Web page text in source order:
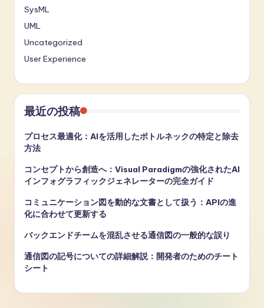
SysML
UML
Uncategorized
User Experience
最近の投稿
プロセス最適化：AIを活用したボトルネックの特定と除去
方法
コンセプトから創造へ：Visual Paradigmの強化されたAI
インフォグラフィックジェネレーターの完全ガイド
コミュニケーション図を動的な文書として扱う：APIの進
化に合わせて更新する
バックエンドチームを混乱させる通信図の一般的な誤り
通信図の記号についての詳細解説：開発者のためのチート
シート